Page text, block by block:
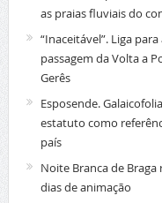
as praias fluviais do
“Inaceitável”. Liga
passagem da Volta a
Gerês
Esposende.
estatuto como
país
Noite Branca de
dias de animação